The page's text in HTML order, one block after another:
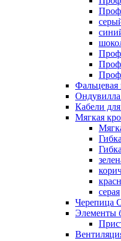
Фальцевая
Кабели
Мягкая
серая
Черепица
Элементы